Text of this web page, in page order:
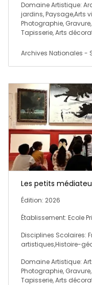
Domaine Artistique:
jardins, Paysage,Arts
Photographie,
Tapisserie, Arts
Archives Nationales -
Les petits
Édition: 2026
Établissement: Ecole
Disciplines Scolaires:
artistiques,Histoire-
Domaine Artistique:
Photographie,
Tapisserie, Arts